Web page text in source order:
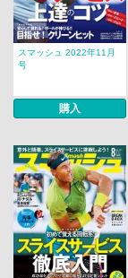
スマッシュ 2022年11月
号
購入